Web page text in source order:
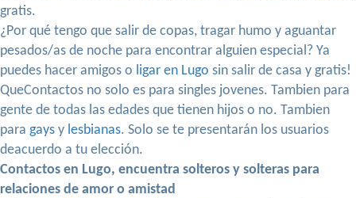
gratis.
¿Por qué tengo que salir de copas, tragar humo y aguantar
pesados/as de noche para encontrar alguien especial? Ya
puedes hacer amigos o ligar en Lugo sin salir de casa y gratis!
QueContactos no solo es para singles jovenes. Tambien para
gente de todas las edades que tienen hijos o no. Tambien
para gays y lesbianas. Solo se te presentarán los usuarios
deacuerdo a tu elección.
Contactos en Lugo, encuentra solteros y solteras para
relaciones de amor o amistad